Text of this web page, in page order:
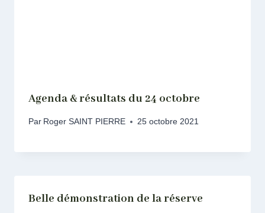
Agenda & résultats du 24 octobre
Par Roger SAINT PIERRE 25 octobre 2021
Belle démonstration de la réserve